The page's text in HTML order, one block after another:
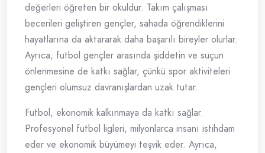
değerleri öğreten bir okuldur. Takım çalışması
becerileri geliştiren gençler, sahada öğrendiklerini
hayatlarına da aktararak daha başarılı bireyler olurlar.
Ayrıca, futbol gençler arasında şiddetin ve suçun
önlenmesine de katkı sağlar, çünkü spor aktiviteleri
gençleri olumsuz davranışlardan uzak tutar.
Futbol, ekonomik kalkınmaya da katkı sağlar.
Profesyonel futbol ligleri, milyonlarca insanı istihdam
eder ve ekonomik büyümeyi teşvik eder. Ayrıca,